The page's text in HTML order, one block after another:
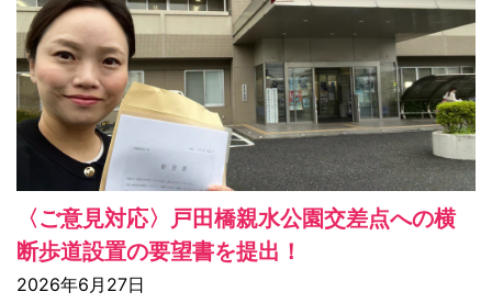
〈ご意見対応〉戸田橋親水公園交差点への横
断歩道設置の要望書を提出！
2026年6月27日